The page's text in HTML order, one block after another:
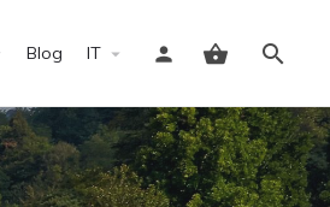
Blog IT
Accedi